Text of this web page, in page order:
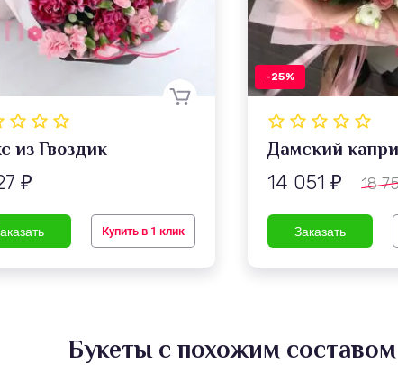
из Гвоздик
₽
Купить в 1 клик
-25%
Дамский
14 051 ₽ 18
Букеты с похожим составом